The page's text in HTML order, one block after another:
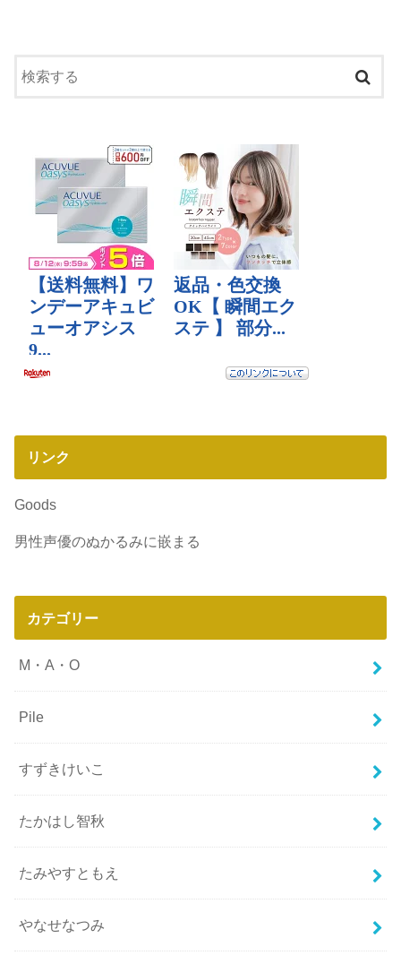
リンク
Goods
男性声優のぬかるみに嵌まる
カテゴリー
M・A・O
Pile
すずきけいこ
たかはし智秋
たみやすともえ
やなせなつみ